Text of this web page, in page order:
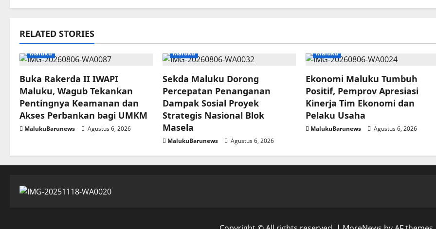
RELATED STORIES
Maluku
Buka Rakerda II IWAPI
Maluku, Wagub Tekankan
Pentingnya Keamanan dan
Akses Perbankan bagi UMKM
MalukuBarunews Agustus 6, 2026
Maluku
Sekda Maluku Dorong
Percepatan Penanganan
Dampak Sosial Proyek
Strategis Nasional Blok
Masela
MalukuBarunews Agustus 6, 2026
Maluku
Ekonomi Maluku Tumbuh
Positif, Pemprov Apresiasi
Kinerja Tim Ekonomi dan
Pelaku Usaha
MalukuBarunews Agustus 6, 2026